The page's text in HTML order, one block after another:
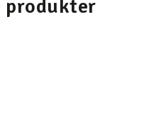
produkter